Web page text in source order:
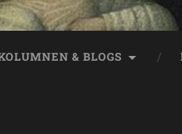
& BLOGS